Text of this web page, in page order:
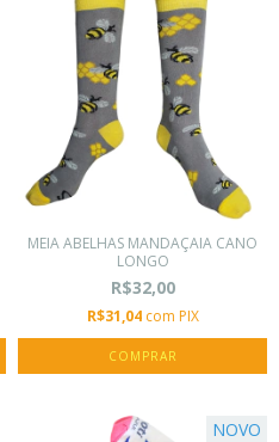
MEIA ABELHAS MANDAÇAIA CANO
LONGO
R$32,00
R$31,04 com PIX
COMPRAR
NOVO